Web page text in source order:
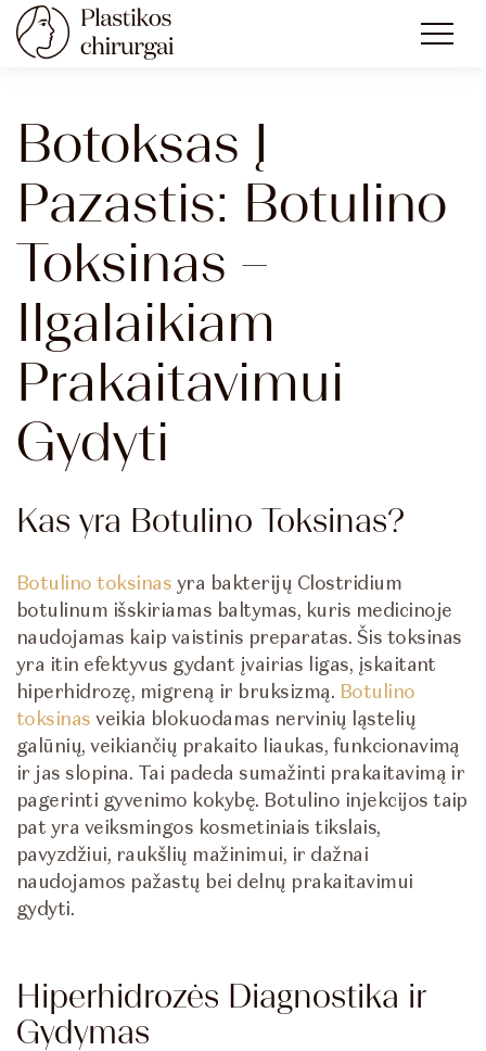
Botoksas Į
Pazastis: Botulino
Toksinas –
Ilgalaikiam
Prakaitavimui
Gydyti
Kas yra Botulino Toksinas?
Botulino toksinas yra bakterijų Clostridium
botulinum išskiriamas baltymas, kuris medicinoje
naudojamas kaip vaistinis preparatas. Šis toksinas
yra itin efektyvus gydant įvairias ligas, įskaitant
hiperhidrozę, migreną ir bruksizmą. Botulino
toksinas veikia blokuodamas nervinių ląstelių
galūnių, veikiančių prakaito liaukas, funkcionavimą
ir jas slopina. Tai padeda sumažinti prakaitavimą ir
pagerinti gyvenimo kokybę. Botulino injekcijos taip
pat yra veiksmingos kosmetiniais tikslais,
pavyzdžiui, raukšlių mažinimui, ir dažnai
naudojamos pažastų bei delnų prakaitavimui
gydyti.
Hiperhidrozės Diagnostika ir
Gydymas